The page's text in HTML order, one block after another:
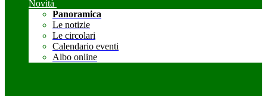
Novità
Panoramica
Le notizie
Le circolari
Calendario eventi
Albo online